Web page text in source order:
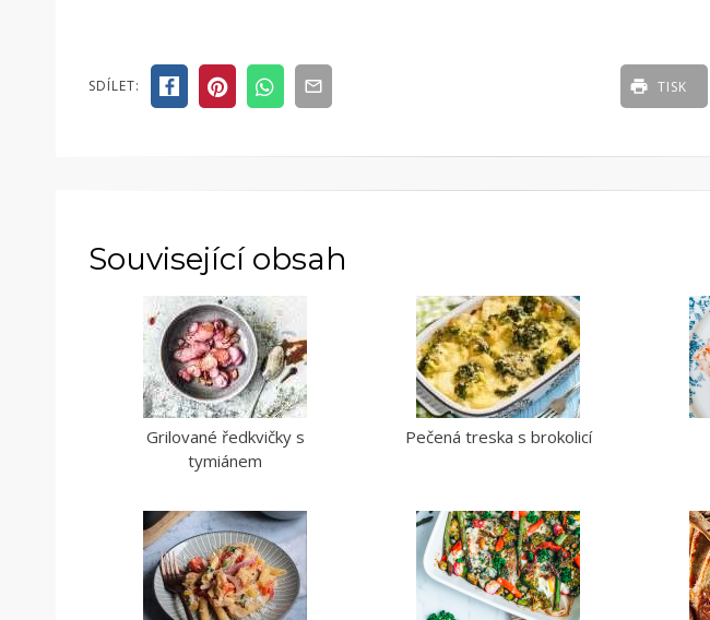
SDÍLET: TISK
Související obsah
Grilované ředkvičky s
tymiánem
Pečená treska s brokolicí